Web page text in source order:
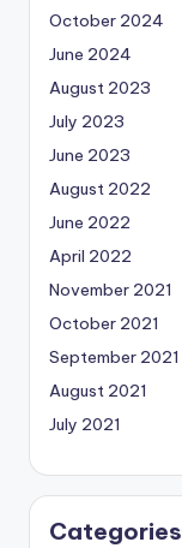
October 2024
June 2024
August 2023
July 2023
June 2023
August 2022
June 2022
April 2022
November 2021
October 2021
September 2021
August 2021
July 2021
Categories